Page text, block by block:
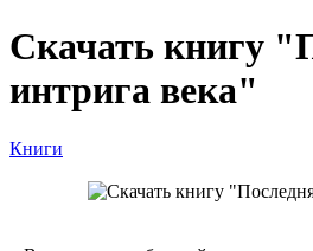
Скачать книгу
интрига века"
Книги